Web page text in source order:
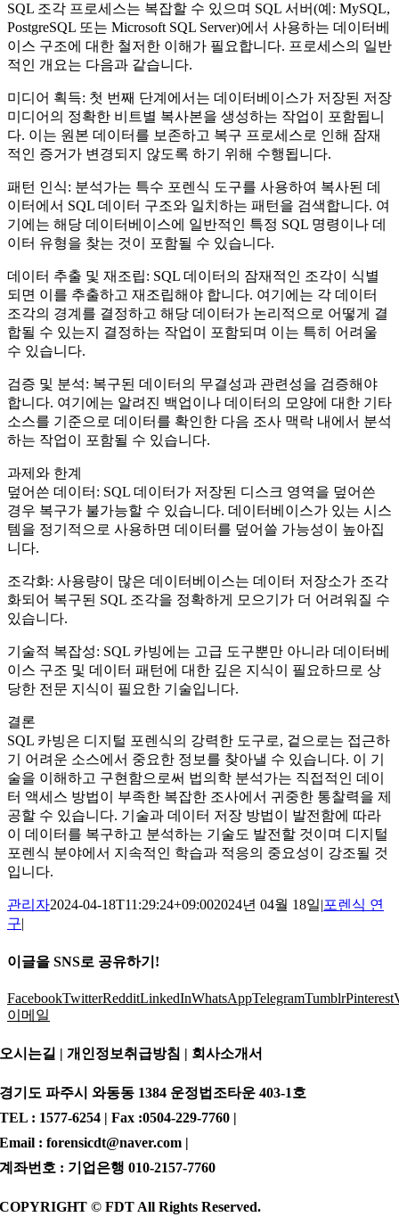
SQL 조각 프로세스는 복잡할 수 있으며 SQL 서버(예: MySQL,
PostgreSQL 또는 Microsoft SQL Server)에서 사용하는 데이터베
이스 구조에 대한 철저한 이해가 필요합니다. 프로세스의 일반
적인 개요는 다음과 같습니다.
미디어 획득: 첫 번째 단계에서는 데이터베이스가 저장된 저장
미디어의 정확한 비트별 복사본을 생성하는 작업이 포함됩니
다. 이는 원본 데이터를 보존하고 복구 프로세스로 인해 잠재
적인 증거가 변경되지 않도록 하기 위해 수행됩니다.
패턴 인식: 분석가는 특수 포렌식 도구를 사용하여 복사된 데
이터에서 SQL 데이터 구조와 일치하는 패턴을 검색합니다. 여
기에는 해당 데이터베이스에 일반적인 특정 SQL 명령이나 데
이터 유형을 찾는 것이 포함될 수 있습니다.
데이터 추출 및 재조립: SQL 데이터의 잠재적인 조각이 식별
되면 이를 추출하고 재조립해야 합니다. 여기에는 각 데이터
조각의 경계를 결정하고 해당 데이터가 논리적으로 어떻게 결
합될 수 있는지 결정하는 작업이 포함되며 이는 특히 어려울
수 있습니다.
검증 및 분석: 복구된 데이터의 무결성과 관련성을 검증해야
합니다. 여기에는 알려진 백업이나 데이터의 모양에 대한 기타
소스를 기준으로 데이터를 확인한 다음 조사 맥락 내에서 분석
하는 작업이 포함될 수 있습니다.
과제와 한계
덮어쓴 데이터: SQL 데이터가 저장된 디스크 영역을 덮어쓴
경우 복구가 불가능할 수 있습니다. 데이터베이스가 있는 시스
템을 정기적으로 사용하면 데이터를 덮어쓸 가능성이 높아집
니다.
조각화: 사용량이 많은 데이터베이스는 데이터 저장소가 조각
화되어 복구된 SQL 조각을 정확하게 모으기가 더 어려워질 수
있습니다.
기술적 복잡성: SQL 카빙에는 고급 도구뿐만 아니라 데이터베
이스 구조 및 데이터 패턴에 대한 깊은 지식이 필요하므로 상
당한 전문 지식이 필요한 기술입니다.
결론
SQL 카빙은 디지털 포렌식의 강력한 도구로, 겉으로는 접근하
기 어려운 소스에서 중요한 정보를 찾아낼 수 있습니다. 이 기
술을 이해하고 구현함으로써 법의학 분석가는 직접적인 데이
터 액세스 방법이 부족한 복잡한 조사에서 귀중한 통찰력을 제
공할 수 있습니다. 기술과 데이터 저장 방법이 발전함에 따라
이 데이터를 복구하고 분석하는 기술도 발전할 것이며 디지털
포렌식 분야에서 지속적인 학습과 적응의 중요성이 강조될 것
입니다.
관리자2024-04-18T11:29:24+09:002024년 04월 18일|포렌식 연
구|
이글을 SNS로 공유하기!
FacebookTwitterRedditLinkedInWhatsAppTelegramTumblrPinterest
이메일
오시는길 | 개인정보취급방침 | 회사소개서
경기도 파주시 와동동 1384 운정법조타운 403-1호
TEL : 1577-6254 | Fax :0504-229-7760 |
Email : forensicdt@naver.com |
계좌번호 : 기업은행 010-2157-7760
COPYRIGHT © FDT All Rights Reserved.